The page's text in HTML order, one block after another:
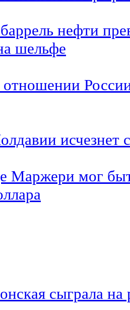
нефти
шельфе
исчезнет
Маржери мог
сыграла